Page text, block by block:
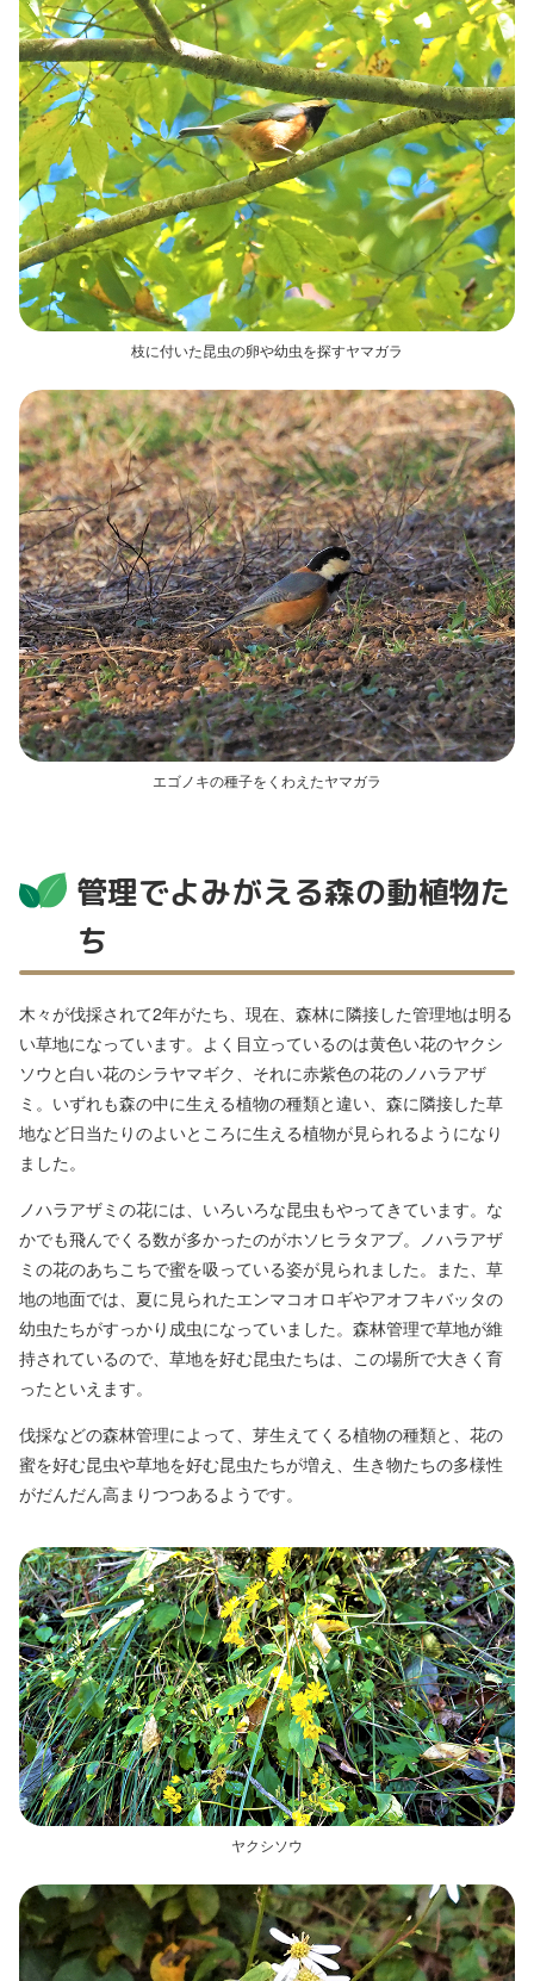
枝に付いた昆虫の卵や幼虫を探すヤマガラ
エゴノキの種子をくわえたヤマガラ
管理でよみがえる森の動植物た
ち
木々が伐採されて2年がたち、現在、森林に隣接した管理地は明る
い草地になっています。よく目立っているのは黄色い花のヤクシ
ソウと白い花のシラヤマギク、それに赤紫色の花のノハラアザ
ミ。いずれも森の中に生える植物の種類と違い、森に隣接した草
地など日当たりのよいところに生える植物が見られるようになり
ました。
ノハラアザミの花には、いろいろな昆虫もやってきています。な
かでも飛んでくる数が多かったのがホソヒラタアブ。ノハラアザ
ミの花のあちこちで蜜を吸っている姿が見られました。また、草
地の地面では、夏に見られたエンマコオロギやアオフキバッタの
幼虫たちがすっかり成虫になっていました。森林管理で草地が維
持されているので、草地を好む昆虫たちは、この場所で大きく育
ったといえます。
伐採などの森林管理によって、芽生えてくる植物の種類と、花の
蜜を好む昆虫や草地を好む昆虫たちが増え、生き物たちの多様性
がだんだん高まりつつあるようです。
ヤクシソウ